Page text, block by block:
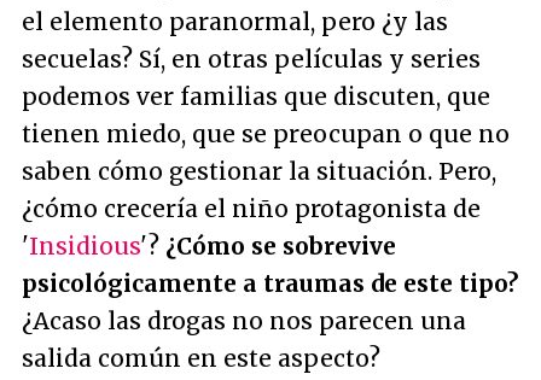
el elemento paranormal, pero ¿y las
secuelas? Sí, en otras películas y series
podemos ver familias que discuten, que
tienen miedo, que se preocupan o que no
saben cómo gestionar la situación. Pero,
¿cómo crecería el niño protagonista de
'Insidious'? ¿Cómo se sobrevive
psicológicamente a traumas de este tipo?
¿Acaso las drogas no nos parecen una
salida común en este aspecto?